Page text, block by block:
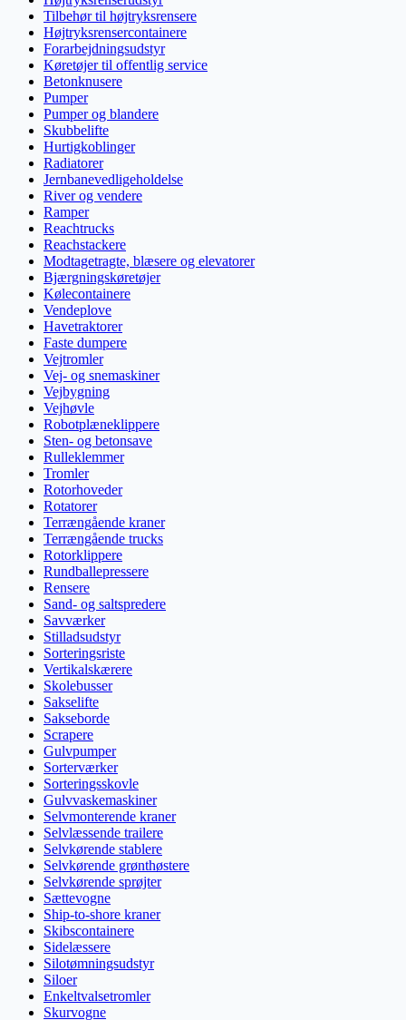
Tilbehør til højtryksrensere
Højtryksrensercontainere
Forarbejdningsudstyr
Køretøjer til offentlig service
Betonknusere
Pumper
Pumper og blandere
Skubbelifte
Hurtigkoblinger
Radiatorer
Jernbanevedligeholdelse
River og vendere
Ramper
Reachtrucks
Reachstackere
Modtagetragte, blæsere og elevatorer
Bjærgningskøretøjer
Kølecontainere
Vendeplove
Havetraktorer
Faste dumpere
Vejtromler
Vej- og snemaskiner
Vejbygning
Vejhøvle
Robotplæneklippere
Sten- og betonsave
Rulleklemmer
Tromler
Rotorhoveder
Rotatorer
Terrængående kraner
Terrængående trucks
Rotorklippere
Rundballepressere
Rensere
Sand- og saltspredere
Savværker
Stilladsudstyr
Sorteringsriste
Vertikalskærere
Skolebusser
Sakselifte
Sakseborde
Scrapere
Gulvpumper
Sorterværker
Sorteringsskovle
Gulvvaskemaskiner
Selvmonterende kraner
Selvlæssende trailere
Selvkørende stablere
Selvkørende grønthøstere
Selvkørende sprøjter
Sættevogne
Ship-to-shore kraner
Skibscontainere
Sidelæssere
Silotømningsudstyr
Siloer
Enkeltvalsetromler
Skurvogne